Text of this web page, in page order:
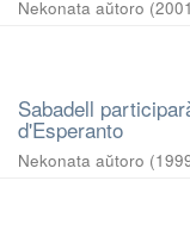
Nekonata aŭtoro (
Sabadell
d'Esperanto
Nekonata aŭtoro (